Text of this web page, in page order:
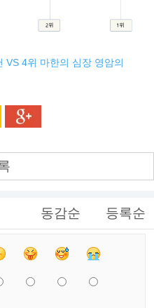
4위 마한의 심장 영암의
동감순 등록순